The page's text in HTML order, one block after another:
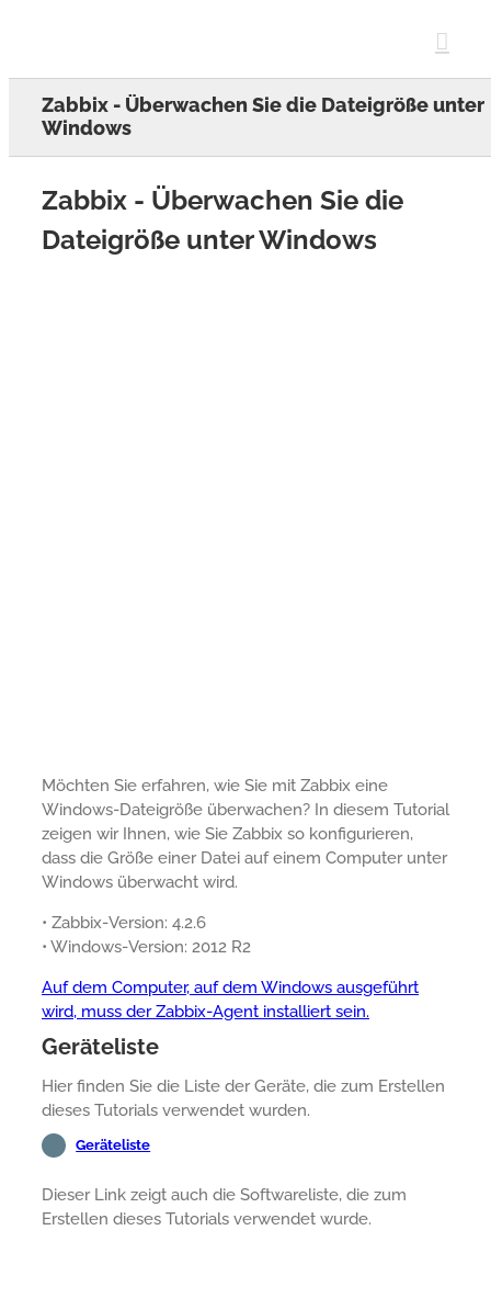
Zabbix - Überwachen Sie die Dateigröße unter
Windows
Zabbix - Überwachen Sie die
Dateigröße unter Windows
Möchten Sie erfahren, wie Sie mit Zabbix eine
Windows-Dateigröße überwachen? In diesem Tutorial
zeigen wir Ihnen, wie Sie Zabbix so konfigurieren,
dass die Größe einer Datei auf einem Computer unter
Windows überwacht wird.
• Zabbix-Version: 4.2.6
• Windows-Version: 2012 R2
Auf dem Computer, auf dem Windows ausgeführt
wird, muss der Zabbix-Agent installiert sein.
Geräteliste
Hier finden Sie die Liste der Geräte, die zum Erstellen
dieses Tutorials verwendet wurden.
Geräteliste
Dieser Link zeigt auch die Softwareliste, die zum
Erstellen dieses Tutorials verwendet wurde.